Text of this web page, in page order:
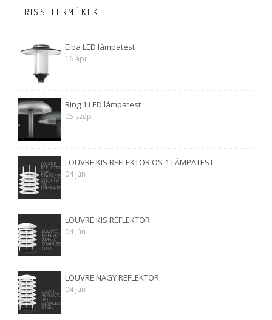
FRISS TERMÉKEK
Elba LED lámpatest
16 ápr
Ring 1 LED lámpatest
05 szep
LOUVRE KIS REFLEKTOR OS-1 LÁMPATEST
04 jún
LOUVRE KIS REFLEKTOR
04 jún
LOUVRE NAGY REFLEKTOR
04 jún